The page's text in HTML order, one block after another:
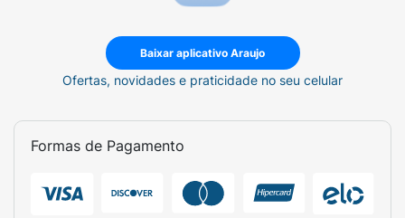
Baixar aplicativo Araujo
Ofertas, novidades e praticidade no seu celular
Formas de Pagamento